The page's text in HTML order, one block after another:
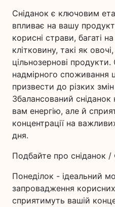
Сніданок є ключовим
впливає на вашу
корисні страви, багаті
клітковину, такі як
цільнозернові продукти.
надмірного споживання
призвести до різких змін
Збалансований
вам енергію, але й
концентрації на
дня.
Подбайте про сніданок
Понеділок - ідеальний
запровадження корисних
сприятимуть вашій